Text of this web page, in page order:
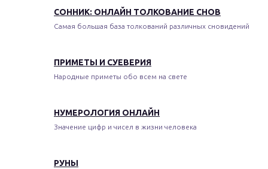
СОННИК: ОНЛАЙН ТОЛКОВАНИЕ СНОВ
Самая большая база толкований различных сновидений
ПРИМЕТЫ И СУЕВЕРИЯ
Народные приметы обо всем на свете
НУМЕРОЛОГИЯ ОНЛАЙН
Значение цифр и чисел в жизни человека
РУНЫ